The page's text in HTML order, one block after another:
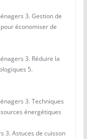
3. Gestion de
économiser de
3. Réduire la
5.
3. Techniques
énergétiques
3. Astuces de cuisson